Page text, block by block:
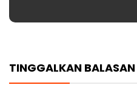
TINGGALKAN BALASAN